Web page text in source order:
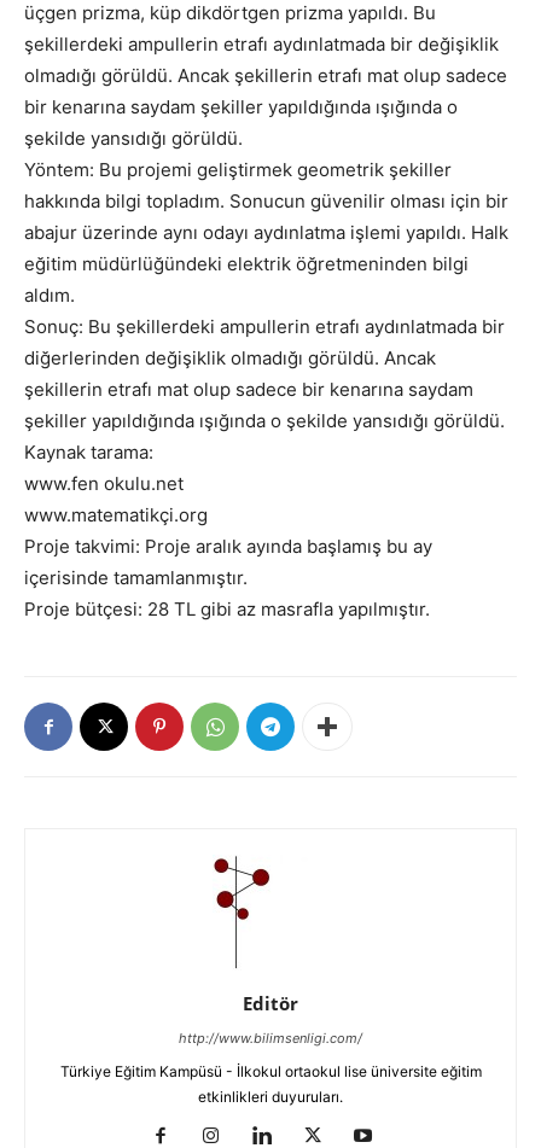
üçgen prizma, küp dikdörtgen prizma yapıldı. Bu
şekillerdeki ampullerin etrafı aydınlatmada bir değişiklik
olmadığı görüldü. Ancak şekillerin etrafı mat olup sadece
bir kenarına saydam şekiller yapıldığında ışığında o
şekilde yansıdığı görüldü.
Yöntem: Bu projemi geliştirmek geometrik şekiller
hakkında bilgi topladım. Sonucun güvenilir olması için bir
abajur üzerinde aynı odayı aydınlatma işlemi yapıldı. Halk
eğitim müdürlüğündeki elektrik öğretmeninden bilgi
aldım.
Sonuç: Bu şekillerdeki ampullerin etrafı aydınlatmada bir
diğerlerinden değişiklik olmadığı görüldü. Ancak
şekillerin etrafı mat olup sadece bir kenarına saydam
şekiller yapıldığında ışığında o şekilde yansıdığı görüldü.
Kaynak tarama:
www.fen okulu.net
www.matematikçi.org
Proje takvimi: Proje aralık ayında başlamış bu ay
içerisinde tamamlanmıştır.
Proje bütçesi: 28 TL gibi az masrafla yapılmıştır.
Editör
http://www.bilimsenligi.com/
Türkiye Eğitim Kampüsü - İlkokul ortaokul lise üniversite eğitim
etkinlikleri duyuruları.